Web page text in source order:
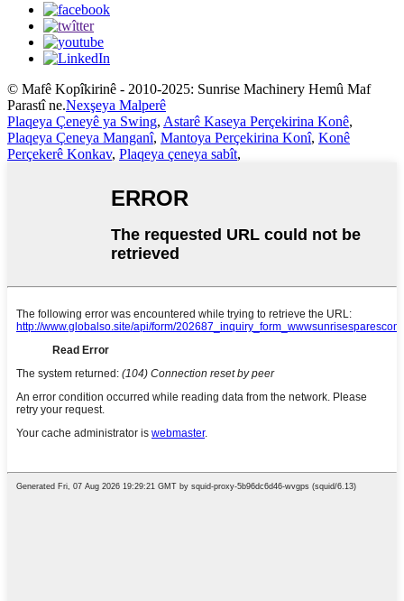
© Mafê Kopîkirinê - 2010-2025: Sunrise Machinery Hemû Maf
Parastî ne.Nexşeya Malperê
Plaqeya Çeneyê ya Swing, Astarê Kaseya Perçekirina Konê,
Plaqeya Çeneya Manganî, Mantoya Perçekirina Konî, Konê
Perçekerê Konkav, Plaqeya çeneya sabît,